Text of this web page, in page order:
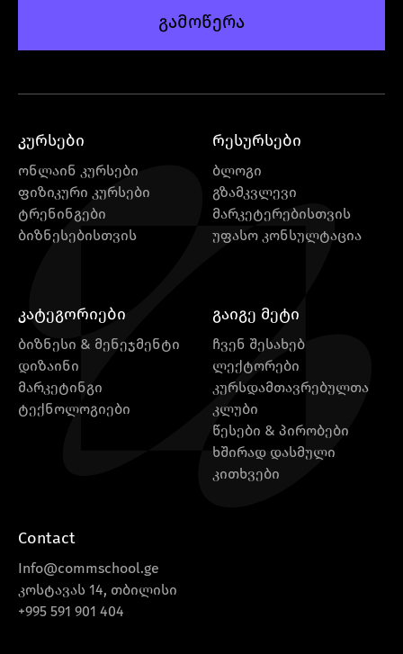
გამოწერა
კურსები
ონლაინ კურსები
ფიზიკური კურსები
ტრენინგები
ბიზნესებისთვის
რესურსები
ბლოგი
გზამკვლევი
მარკეტერებისთვის
უფასო კონსულტაცია
კატეგორიები
ბიზნესი & მენეჯმენტი
დიზაინი
მარკეტინგი
ტექნოლოგიები
გაიგე მეტი
ჩვენ შესახებ
ლექტორები
კურსდამთავრებულთა
კლუბი
წესები & პირობები
ხშირად დასმული
კითხვები
Contact
Info@commschool.ge
კოსტავას 14, თბილისი
+995 591 901 404